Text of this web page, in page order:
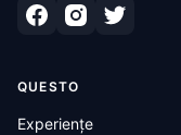
QUESTO
Experiențe